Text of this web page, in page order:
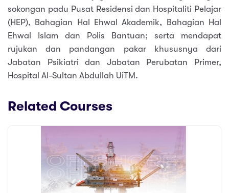
sokongan padu Pusat Residensi dan Hospitaliti Pelajar
(HEP), Bahagian Hal Ehwal Akademik, Bahagian Hal
Ehwal Islam dan Polis Bantuan; serta mendapat
rujukan dan pandangan pakar khususnya dari
Jabatan Psikiatri dan Jabatan Perubatan Primer,
Hospital Al-Sultan Abdullah UiTM.
Related Courses